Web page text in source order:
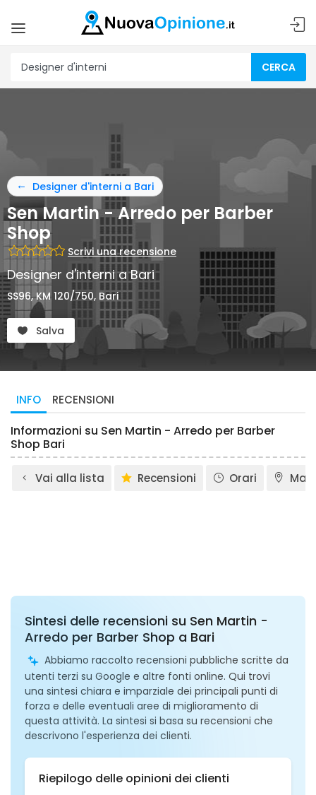
CERCA
Designer d'interni a Bari
Sen Martin - Arredo per Barber
Shop
Scrivi una recensione
Designer d'interni a Bari
SS96, KM 120/750, Bari
Salva
INFO RECENSIONI
Informazioni su Sen Martin - Arredo per Barber
Shop Bari
Vai alla lista Recensioni Orari
Sintesi delle recensioni su Sen Martin -
Arredo per Barber Shop a Bari
Abbiamo raccolto recensioni pubbliche scritte da
utenti terzi su Google e altre fonti online. Qui trovi
una sintesi chiara e imparziale dei principali punti di
forza e delle eventuali aree di miglioramento di
questa attività. La sintesi si basa su recensioni che
descrivono l'esperienza dei clienti.
Riepilogo delle opinioni dei clienti